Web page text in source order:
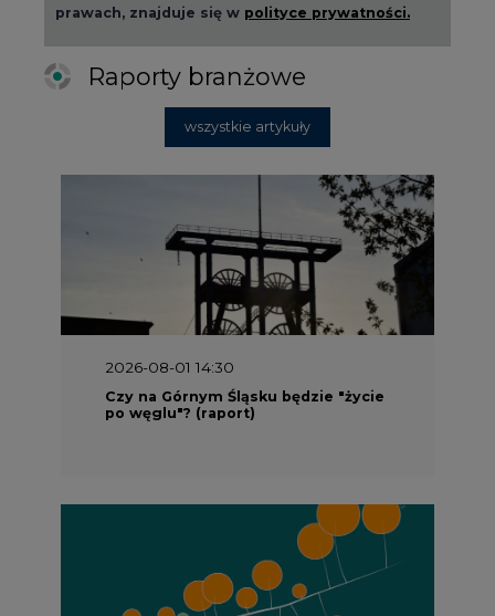
prawach, znajduje się w polityce prywatności.
Raporty branżowe
wszystkie artykuły
2026-08-01 14:30
Czy na Górnym Śląsku będzie "życie
po węglu"? (raport)